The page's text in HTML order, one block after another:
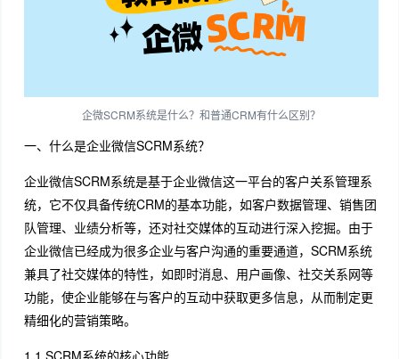
企微SCRM系统是什么？和普通CRM有什么区别？
一、什么是企业微信SCRM系统？
企业微信SCRM系统是基于企业微信这一平台的客户关系管理系
统，它不仅具备传统CRM的基本功能，如客户数据管理、销售团
队管理、业绩分析等，还对社交媒体的互动进行深入挖掘。由于
企业微信已经成为很多企业与客户沟通的重要通道，SCRM系统
兼具了社交媒体的特性，如即时消息、用户画像、社交关系网等
功能，使企业能够在与客户的互动中获取更多信息，从而制定更
精细化的营销策略。
1.1 SCRM系统的核心功能